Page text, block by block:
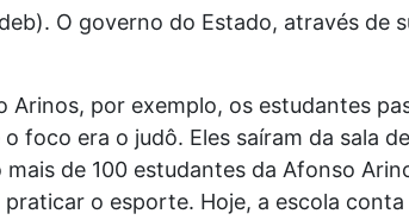
O governo do Estado, através de
por exemplo, os estudantes
foco era o judô. Eles saíram da sala
de 100 estudantes da Afonso
o esporte. Hoje, a escola